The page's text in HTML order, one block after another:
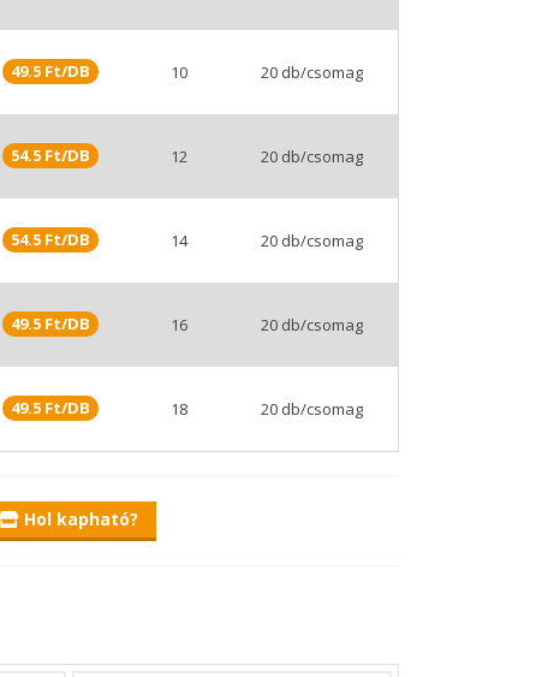
49.5 Ft/DB 10 20 db/csomag
54.5 Ft/DB 12 20 db/csomag
54.5 Ft/DB 14 20 db/csomag
49.5 Ft/DB 16 20 db/csomag
49.5 Ft/DB 18 20 db/csomag
Hol kapható?